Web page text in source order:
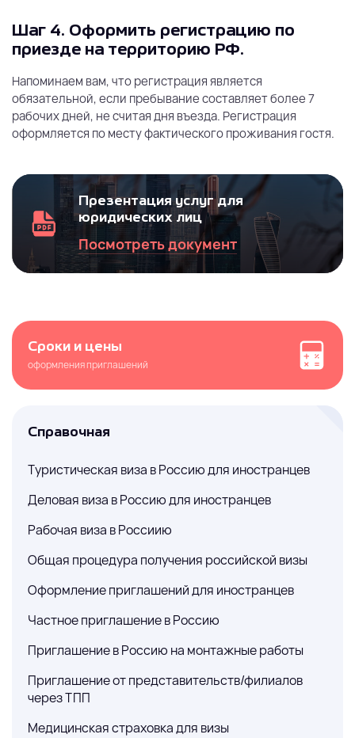
Шаг 4. Оформить регистрацию по
приезде на территорию РФ.
Напоминаем вам, что регистрация является
обязательной, если пребывание составляет более 7
рабочих дней, не считая дня въезда. Регистрация
оформляется по месту фактического проживания гостя.
Презентация услуг для
юридических лиц
Посмотреть документ
Сроки и цены
оформления приглашений
Справочная
Туристическая виза в Россию для иностранцев
Деловая виза в Россию для иностранцев
Рабочая виза в Россиию
Общая процедура получения российской визы
Оформление приглашений для иностранцев
Частное приглашение в Россию
Приглашение в Россию на монтажные работы
Приглашение от представительств/филиалов
через ТПП
Медицинская страховка для визы